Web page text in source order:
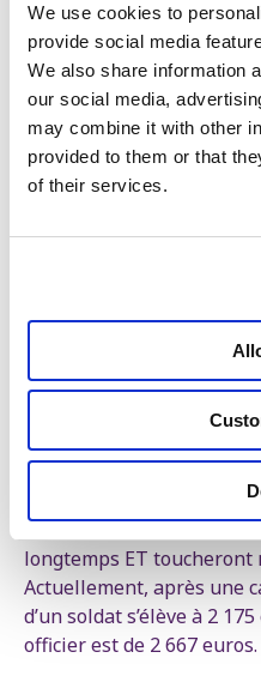
We use cookies to
provide social media
We also share information
our social media,
may combine it with other
provided to them or that
of their services.
Grade
Perte
par
mois
Soldat (milieu
de carrière)
139,38 €
Officier
378,52 €
Kim De Witte : « Pour le
d'une double sanction :
longtemps ET toucheront
Actuellement, après une
d’un soldat s’élève à 2
officier est de 2 667 euros.